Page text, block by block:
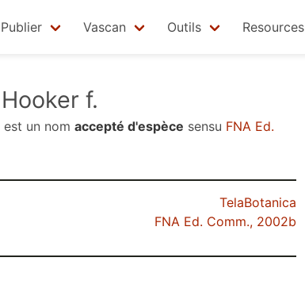
Publier Vascan Outils Resources
Hooker f.
est un nom accepté d'espèce sensu FNA Ed.
TelaBotanica
FNA Ed. Comm., 2002b